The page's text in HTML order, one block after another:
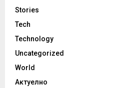
Stories
Tech
Technology
Uncategorized
World
Актуелно